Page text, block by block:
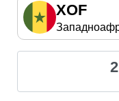
XOF